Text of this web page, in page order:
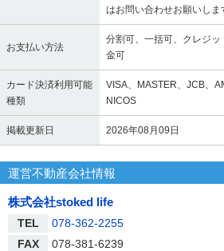
はお問い合わせお願いしま
お支払い方法
分割可、一括可、クレジ
金可
カード決済利用可能
種類
VISA、MASTER、JCB、
NICOS
掲載更新日 2026年08月09日
運営不動産会社情報
株式会社stoked life
TEL
078-362-2255
FAX
078-381-6239